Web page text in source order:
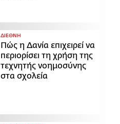
ΔΙΕΘΝΗ
Πώς η Δανία επιχειρεί να
περιορίσει τη χρήση της
τεχνητής νοημοσύνης
στα σχολεία